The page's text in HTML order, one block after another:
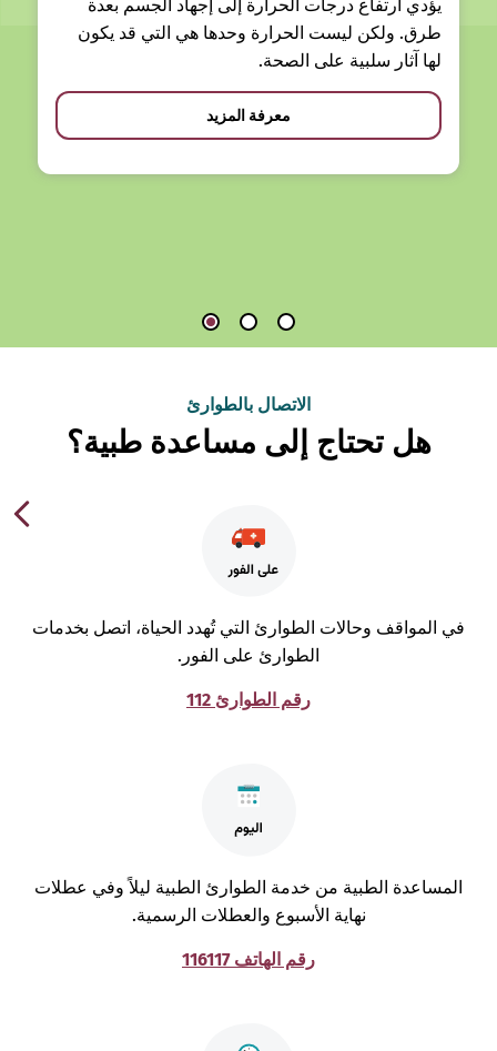
يؤدي ارتفاع درجات الحرارة إلى إجهاد الجسم بعدة
طرق. ولكن ليست الحرارة وحدها هي التي قد يكون
لها آثار سلبية على الصحة.
معرفة المزيد
الاتصال بالطوارئ
هل تحتاج إلى مساعدة طبية؟
المواقف وحالات الطوارئ التي تُهدد الحياة، اتصل بخدمات
الطوارئ على الفور.
رقم الطوارئ 112
الطبية من خدمة الطوارئ الطبية ليلاً وفي عطلات
نهاية الأسبوع والعطلات الرسمية.
رقم الهاتف 116117